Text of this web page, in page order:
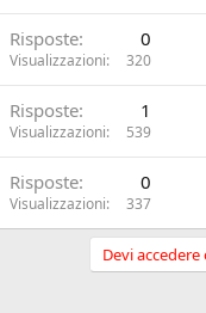
Risposte 0
Visualizzazioni 320
Risposte 1
Visualizzazioni 539
Risposte 0
Visualizzazioni 337
Devi